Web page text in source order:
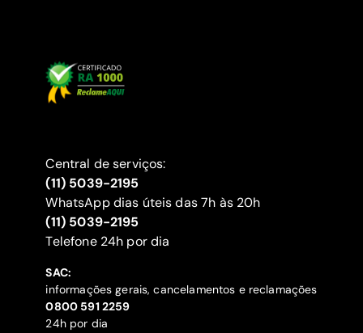
Central de serviços:
(11) 5039-2195
WhatsApp dias úteis das 7h às 20h
(11) 5039-2195
‍Telefone 24h por dia
SAC:
informações gerais, cancelamentos e reclamações
‍0800 591 2259
24h por dia